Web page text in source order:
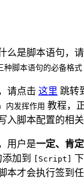
么是脚本语句，
脚本语句的必备格式
请点击 这里 跳转
内发挥作用 教程，
入脚本配置的相
用户是一定、肯
加到 [Script]
本才会执行签到